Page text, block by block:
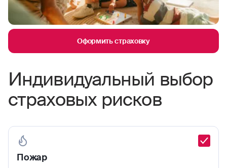
Оформить страховку
Индивидуальный выбор
страховых рисков
Пожар